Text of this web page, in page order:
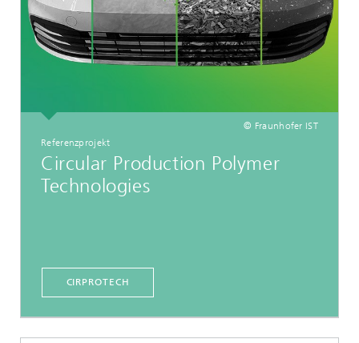
© Fraunhofer IST
Referenzprojekt
Circular Production Polymer
Technologies
CIRPROTECH